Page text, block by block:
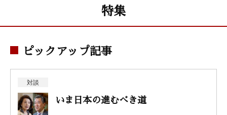
特集
ピックアップ記事
対談
いま日本の進むべき道